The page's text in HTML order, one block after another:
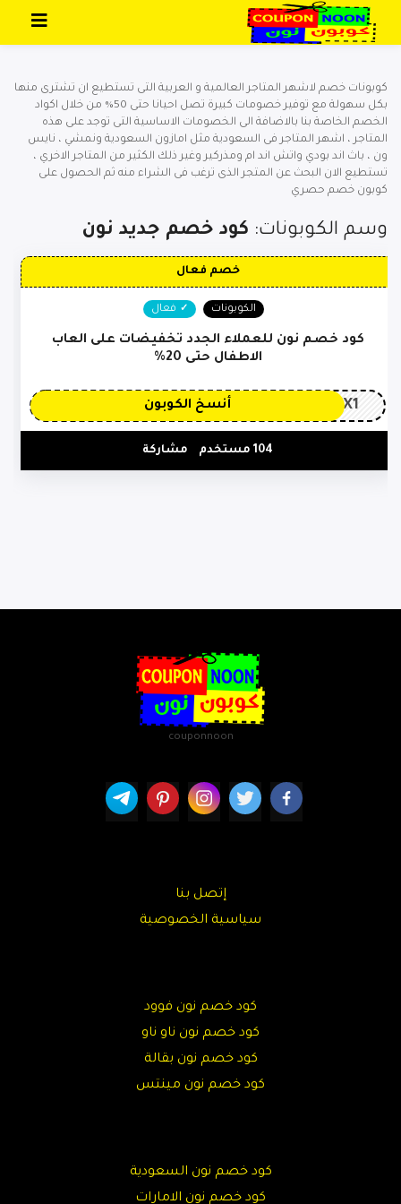
كوبونات خصم لاشهر المتاجر العالمية و العربية التى تستطيع ان تشترى منها
بكل سهولة مع توفير خصومات كبيرة تصل احيانا حتى 50% من خلال اكواد
الخصم الخاصة بنا بالاضافة الى الخصومات الاساسية التى توجد على هذه
المتاجر ، اشهر المتاجر فى السعودية مثل امازون السعودية ونمشي ، نايس
ون ، باث اند بودي واتش اند ام ومذركير وغير ذلك الكثير من المتاجر الاخري ،
تستطيع الان البحث عن المتجر الذى ترغب فى الشراء منه ثم الحصول على
كوبون خصم حصري
وسم الكوبونات: كود خصم جديد نون
خصم فعال
الكوبونات فعال
كود خصم نون للعملاء الجدد تخفيضات على العاب
الاطفال حتى 20%
CX1 أنسخ الكوبون
104 مستخدم مشاركة
couponnoon
إتصل بنا
سياسية الخصوصية
كود خصم نون فوود
كود خصم نون ناو ناو
كود خصم نون بقالة
كود خصم نون مينتس
كود خصم نون السعودية
كود خصم نون الامارات